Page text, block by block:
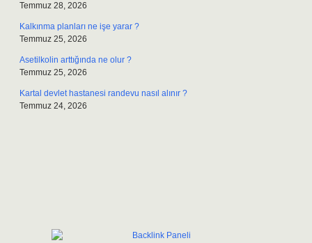
Temmuz 28, 2026
Kalkınma planları ne işe yarar ?
Temmuz 25, 2026
Asetilkolin arttığında ne olur ?
Temmuz 25, 2026
Kartal devlet hastanesi randevu nasıl alınır ?
Temmuz 24, 2026